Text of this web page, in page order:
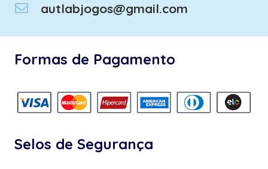
autlabjogos@gmail.com
Formas de Pagamento
Selos de Segurança